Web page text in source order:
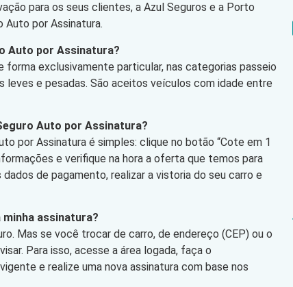
para os seus clientes, a Azul Seguros e a Porto
Auto por Assinatura.
Auto por Assinatura?
forma exclusivamente particular, nas categorias passeio
leves e pesadas. São aceitos veículos com idade entre
Auto por Assinatura?
por Assinatura é simples: clique no botão “Cote em 1
e verifique na hora a oferta que temos para
de pagamento, realizar a vistoria do seu carro e
assinatura?
Mas se você trocar de carro, de endereço (CEP) ou o
Para isso, acesse a área logada, faça o
e realize uma nova assinatura com base nos